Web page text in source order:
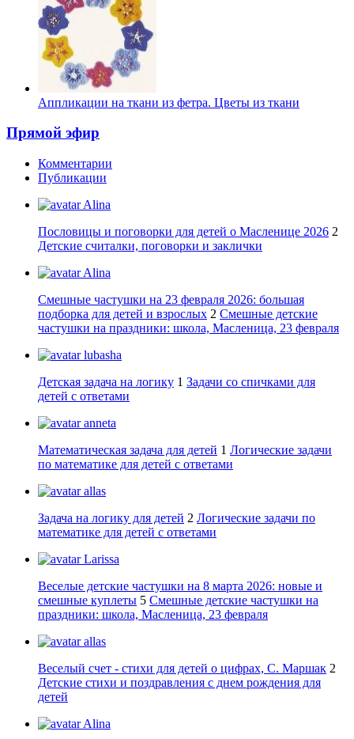
Аппликации на ткани из фетра. Цветы из ткани
Прямой эфир
Комментарии
Публикации
Alina
Пословицы и поговорки для детей о Масленице 2026 2
Детские считалки, поговорки и заклички
Alina
Смешные частушки на 23 февраля 2026: большая
подборка для детей и взрослых 2 Смешные детские
частушки на праздники: школа, Масленица, 23 февраля
lubasha
Детская задача на логику 1 Задачи со спичками для
детей с ответами
anneta
Математическая задача для детей 1 Логические задачи
по математике для детей с ответами
allas
Задача на логику для детей 2 Логические задачи по
математике для детей с ответами
Larissa
Веселые детские частушки на 8 марта 2026: новые и
смешные куплеты 5 Смешные детские частушки на
праздники: школа, Масленица, 23 февраля
allas
Веселый счет - стихи для детей о цифрах, С. Маршак 2
Детские стихи и поздравления с днем рождения для
детей
Alina